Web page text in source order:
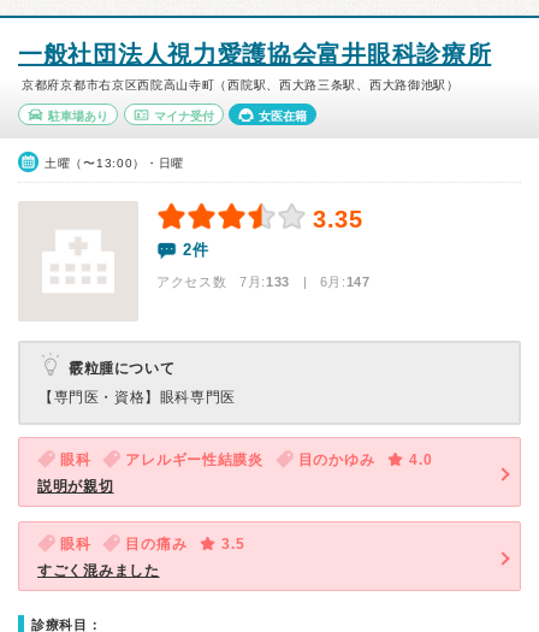
一般社団法人視力愛護協会富井眼科診療所
京都府京都市右京区西院高山寺町（西院駅、西大路三条駅、西大路御池駅）
駐車場あり マイナ受付 女医在籍
土曜（〜13:00）・日曜
3.35
2件
アクセス数 7月:133 | 6月:147
霰粒腫について
【専門医・資格】 眼科専門医
眼科 アレルギー性結膜炎 目のかゆみ
4.0
説明が親切
眼科 目の痛み
3.5
すごく混みました
診療科目：